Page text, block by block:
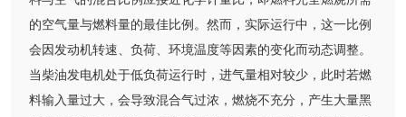
的空气量与燃料量的最佳比例。然而，实际运行中，这一比例
会因发动机转速、负荷、环境温度等因素的变化而动态调整。
当柴油发电机处于低负荷运行时，进气量相对较少，此时若燃
料输入量过大，会导致混合气过浓，燃烧不充分，产生大量黑